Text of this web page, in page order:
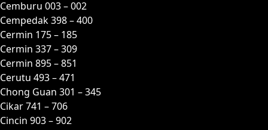
Cemburu 003 – 002
Cempedak 398 – 400
Cermin 175 – 185
Cermin 337 – 309
Cermin 895 – 851
Cerutu 493 – 471
Chong Guan 301 – 345
Cikar 741 – 706
Cincin 903 – 902